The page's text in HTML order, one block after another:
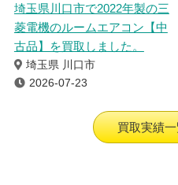
埼玉県川口市で2022年製の三
菱電機のルームエアコン【中
古品】を買取しました。
埼玉県 川口市
2026-07-23
買取実績